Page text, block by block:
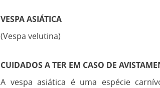
VESPA ASIÁTICA
(Vespa velutina)
CUIDADOS A TER EM CASO DE
A vespa asiática é uma espécie